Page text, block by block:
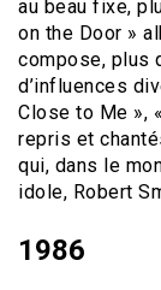
au beau fixe,
on the Door »
compose, plus
d’influences
Close to Me »,
repris et
qui, dans le
idole, Robert
1986